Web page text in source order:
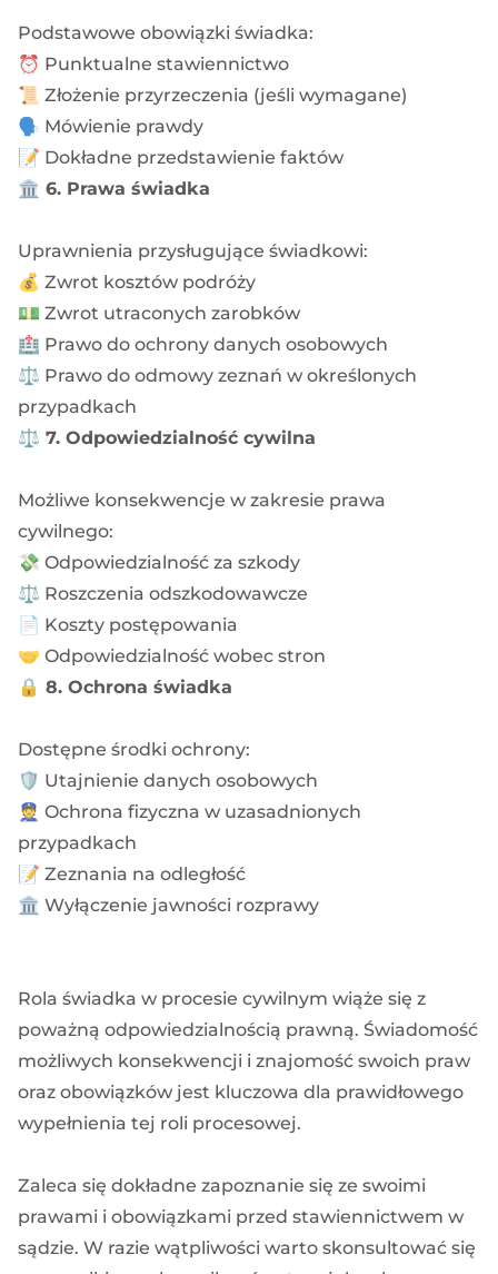
Podstawowe obowiązki świadka:
⏰ Punktualne stawiennictwo
📜 Złożenie przyrzeczenia (jeśli wymagane)
🗣️ Mówienie prawdy
📝 Dokładne przedstawienie faktów
🏛️ 6. Prawa świadka
Uprawnienia przysługujące świadkowi:
💰 Zwrot kosztów podróży
💵 Zwrot utraconych zarobków
🏥 Prawo do ochrony danych osobowych
⚖️ Prawo do odmowy zeznań w określonych
przypadkach
⚖️ 7. Odpowiedzialność cywilna
Możliwe konsekwencje w zakresie prawa
cywilnego:
💸 Odpowiedzialność za szkody
⚖️ Roszczenia odszkodowawcze
📄 Koszty postępowania
🤝 Odpowiedzialność wobec stron
🔒 8. Ochrona świadka
Dostępne środki ochrony:
🛡️ Utajnienie danych osobowych
👮 Ochrona fizyczna w uzasadnionych
przypadkach
📝 Zeznania na odległość
🏛️ Wyłączenie jawności rozprawy
Rola świadka w procesie cywilnym wiąże się z
poważną odpowiedzialnością prawną. Świadomość
możliwych konsekwencji i znajomość swoich praw
oraz obowiązków jest kluczowa dla prawidłowego
wypełnienia tej roli procesowej.
Zaleca się dokładne zapoznanie się ze swoimi
prawami i obowiązkami przed stawiennictwem w
sądzie. W razie wątpliwości warto skonsultować się